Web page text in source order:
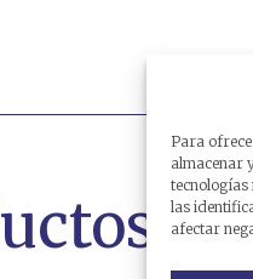
Para
almacenar
tecnologías
las
afectar